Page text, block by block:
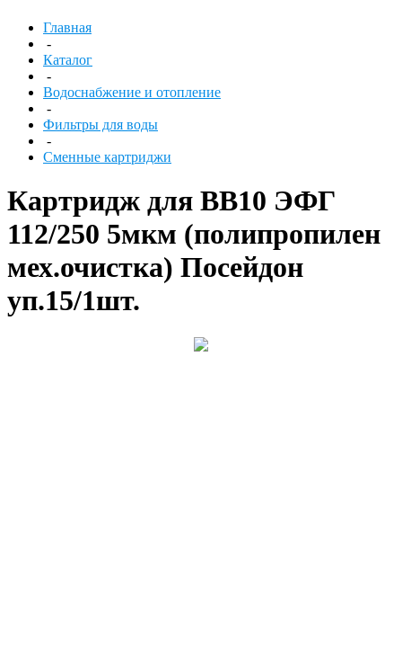
Главная
-
Каталог
-
Водоснабжение и отопление
-
Фильтры для воды
-
Сменные картриджи
Картридж для ВВ10 ЭФГ
112/250 5мкм (полипропилен
мех.очистка) Посейдон
уп.15/1шт.